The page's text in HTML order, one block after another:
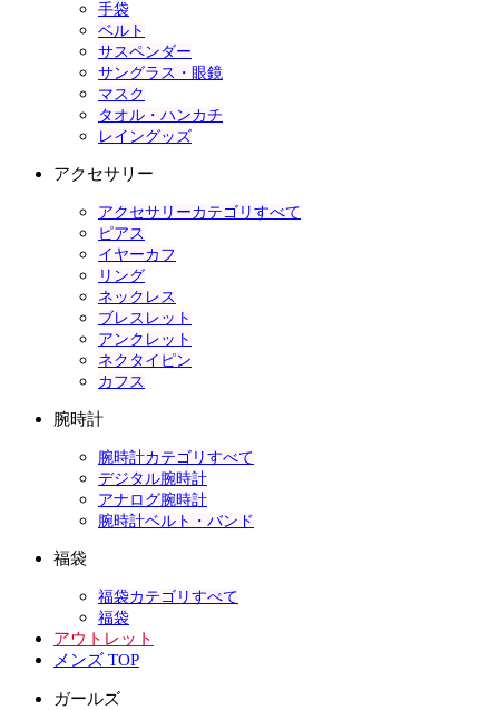
手袋
ベルト
サスペンダー
サングラス・眼鏡
マスク
タオル・ハンカチ
レイングッズ
アクセサリー
アクセサリーカテゴリすべて
ピアス
イヤーカフ
リング
ネックレス
ブレスレット
アンクレット
ネクタイピン
カフス
腕時計
腕時計カテゴリすべて
デジタル腕時計
アナログ腕時計
腕時計ベルト・バンド
福袋
福袋カテゴリすべて
福袋
アウトレット
メンズ TOP
ガールズ